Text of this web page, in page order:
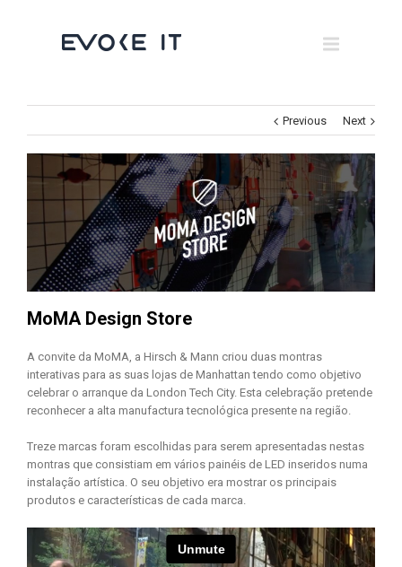
×
Museums
Corporate
All
Previous Next
MoMA Design Store
A convite da MoMA, a Hirsch & Mann criou duas montras
interativas para as suas lojas de Manhattan tendo como objetivo
celebrar o arranque da London Tech City. Esta celebração pretende
reconhecer a alta manufactura tecnológica presente na região.
Treze marcas foram escolhidas para serem apresentadas nestas
montras que consistiam em vários painéis de LED inseridos numa
instalação artística. O seu objetivo era mostrar os principais
produtos e características de cada marca.